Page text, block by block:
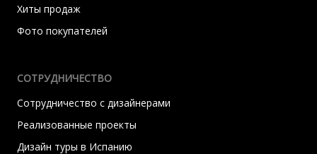
Хиты продаж
Фото покупателей
СОТРУДНИЧЕСТВО
Сотрудничество с дизайнерами
Реализованные проекты
Дизайн туры в Испанию